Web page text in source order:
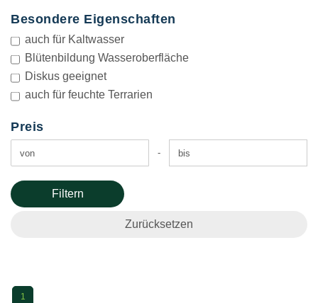
BESONDERE
EIGENSCHAFTEN
Besondere Eigenschaften
auch für Kaltwasser
Blütenbildung Wasseroberfläche
Diskus geeignet
auch für feuchte Terrarien
PREIS
Preis
Preis bis -
Filtern
Zurücksetzen
1